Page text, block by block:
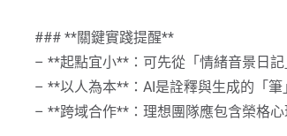
### **關鍵實踐提醒**
– **起點宜小**：可先從「情緒音景日
– **以人為本**：AI是詮釋與生成的「
– **跨域合作**：理想團隊應包含榮格